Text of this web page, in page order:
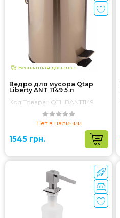
Бесплатная доставка
Ведро для мусора Qtap
Liberty ANT 1149 5 л
Код Товара:: QTLIBANT1149
Нет в наличии
1545 грн.